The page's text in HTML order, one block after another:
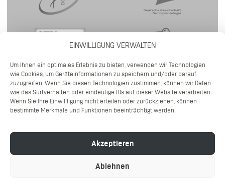
EINWILLIGUNG VERWALTEN
Um Ihnen ein optimales Erlebnis zu bieten, verwenden wir Technologien
wie Cookies, um Geräteinformationen zu speichern und/oder darauf
zuzugreifen. Wenn Sie diesen Technologien zustimmen, können wir Daten
wie das Surfverhalten oder eindeutige IDs auf dieser Website verarbeiten.
Wenn Sie Ihre Einwillligung nicht erteilen oder zurückziehen, können
bestimmte Merkmale und Funktionen beeinträchtigt werden.
Akzeptieren
Ablehnen
©2026 DR. WENNINGER IMPLANTOLOGIE | GÖRRESSTRASSE 39 | 80798 M
ÜNCHEN | TEL (089) 954 10 900 | IMPRESSUM